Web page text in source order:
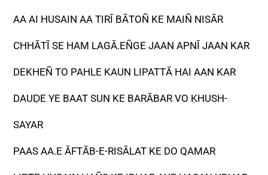
AA AI HUSAIN AA TIRĪ BĀTOÑ KE MAIÑ NISĀR
CHHĀTĪ SE HAM LAGĀ.EÑGE JAAN APNĪ JAAN KAR
DEKHEÑ TO PAHLE KAUN LIPATTĀ HAI AAN KAR
DAUḌE YE BAAT SUN KE BARĀBAR VO ḲHUSH-
SAYAR
PAAS AA.E ĀFTĀB-E-RISĀLAT KE DO QAMAR